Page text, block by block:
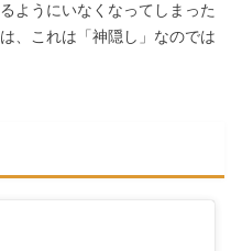
ようにいなくなってしまった
、これは「神隠し」なのでは